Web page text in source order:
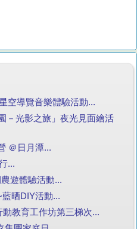
空導覽音樂體驗活動...
－光影之旅」夜光見面繪活
＠日月潭...
...
遊體驗活動...
晒DIY活動...
教育工作坊第三梯次...